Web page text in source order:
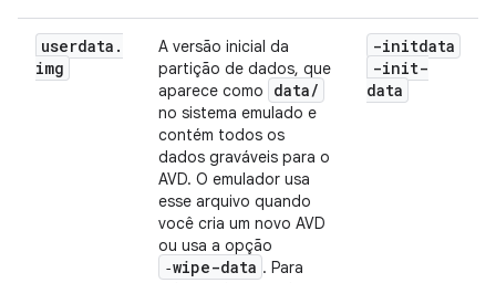
userdata .
img
A versão inicial da
partição de dados, que
aparece como
data/
no sistema emulado e
contém todos os
dados graváveis para o
AVD. O emulador usa
esse arquivo quando
você cria um novo AVD
ou usa a opção
‑wipe-data . Para
-initdata
-init-
data